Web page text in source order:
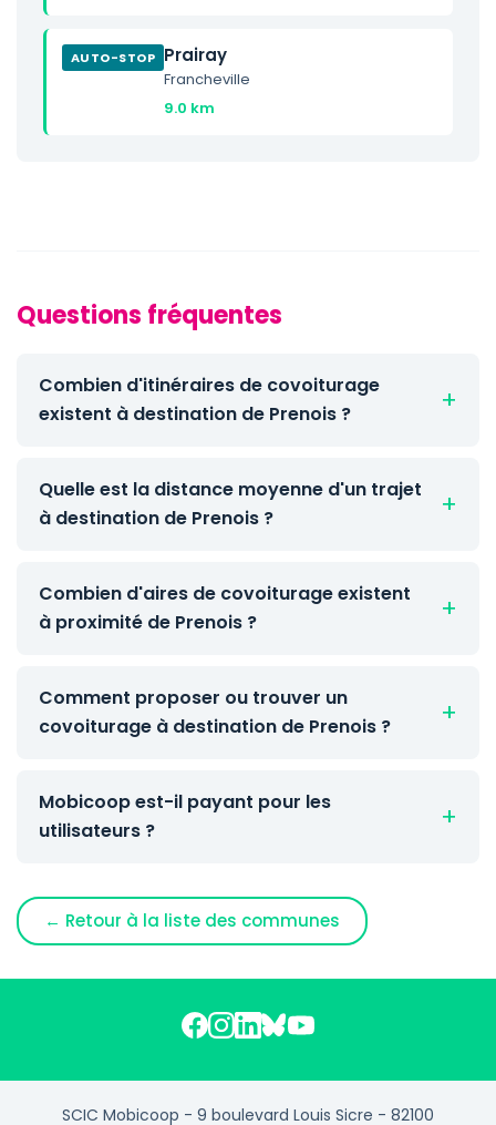
AUTO-STOP Prairay
Francheville
9.0 km
Questions fréquentes
Combien d'itinéraires de covoiturage
existent à destination de Prenois ?
Quelle est la distance moyenne d'un trajet
à destination de Prenois ?
Combien d'aires de covoiturage existent
à proximité de Prenois ?
Comment proposer ou trouver un
covoiturage à destination de Prenois ?
Mobicoop est-il payant pour les
utilisateurs ?
← Retour à la liste des communes
SCIC Mobicoop - 9 boulevard Louis Sicre - 82100